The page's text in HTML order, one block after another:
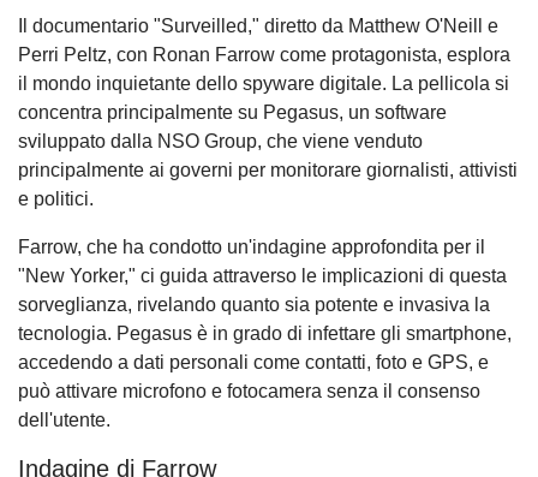
Il documentario "Surveilled," diretto da Matthew O'Neill e
Perri Peltz, con Ronan Farrow come protagonista, esplora
il mondo inquietante dello spyware digitale. La pellicola si
concentra principalmente su Pegasus, un software
sviluppato dalla NSO Group, che viene venduto
principalmente ai governi per monitorare giornalisti, attivisti
e politici.
Farrow, che ha condotto un'indagine approfondita per il
"New Yorker," ci guida attraverso le implicazioni di questa
sorveglianza, rivelando quanto sia potente e invasiva la
tecnologia. Pegasus è in grado di infettare gli smartphone,
accedendo a dati personali come contatti, foto e GPS, e
può attivare microfono e fotocamera senza il consenso
dell'utente.
Indagine di Farrow